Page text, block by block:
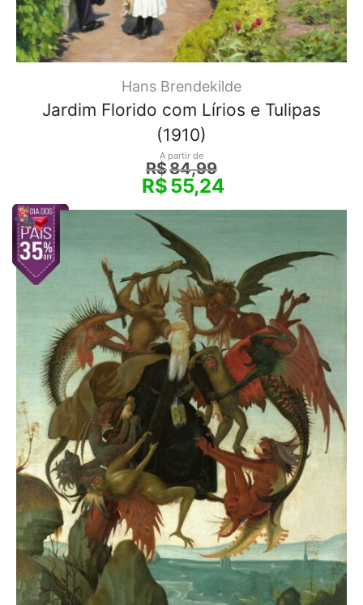
Hans Brendekilde
Jardim Florido com Lírios e Tulipas
(1910)
A partir de
R$84,99
R$55,24